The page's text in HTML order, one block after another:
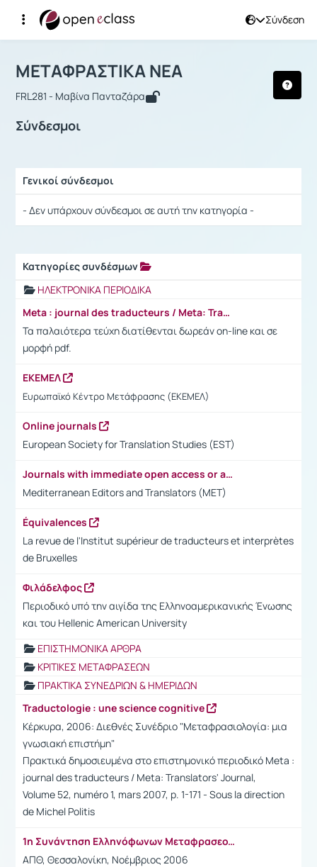
Σύνδεση
Αρχική Σελίδα
Μάθημα : ΜΕΤΑΦΡΑΣΤΙΚΑ ΝΕΑ
ΜΕΤΑΦΡΑΣΤΙΚΑ ΝΕΑ
FRL281 - Μαβίνα Πανταζάρα
Σύνδεσμοι
Γενικοί σύνδεσμοι
- Δεν υπάρχουν σύνδεσμοι σε αυτή την κατηγορία -
Κατηγορίες συνδέσμων
ΗΛΕΚΤΡΟΝΙΚΑ ΠΕΡΙΟΔΙΚΑ
Meta : journal des traducteurs / Meta: Translators' Journal
Τα παλαιότερα τεύχη διατίθενται δωρεάν on-line και σε
μορφή pdf.
ΕΚΕΜΕΛ
Ευρωπαϊκό Κέντρο Μετάφρασης (ΕΚΕΜΕΛ)
Online journals
European Society for Translation Studies (EST)
Journals with immediate open access or access after 6 months
Mediterranean Editors and Translators (MET)
Équivalences
La revue de l'Institut supérieur de traducteurs et interprètes
de Bruxelles
Φιλάδελφος
Περιοδικό υπό την αιγίδα της Ελληνοαμερικανικής Ένωσης
και του Hellenic American University
ΕΠΙΣΤΗΜΟΝΙΚΑ ΑΡΘΡΑ
ΚΡΙΤΙΚΕΣ ΜΕΤΑΦΡΑΣΕΩΝ
ΠΡΑΚΤΙΚΑ ΣΥΝΕΔΡΙΩΝ & ΗΜΕΡΙΔΩΝ
Traductologie : une science cognitive
Κέρκυρα, 2006: Διεθνές Συνέδριο "Μεταφρασιολογία: μια
γνωσιακή επιστήμη"
Πρακτικά δημοσιευμένα στο επιστημονικό περιοδικό Meta :
journal des traducteurs / Meta: Translators' Journal,
Volume 52, numéro 1, mars 2007, p. 1-171 - Sous la direction
de Michel Politis
1η Συνάντηση Ελληνόφωνων Μεταφρασεολόγων
ΑΠΘ, Θεσσαλονίκη, Νοέμβριος 2006